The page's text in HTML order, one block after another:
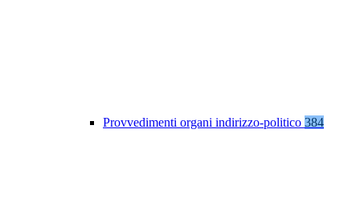
Provvedimenti organi indirizzo-politico 384